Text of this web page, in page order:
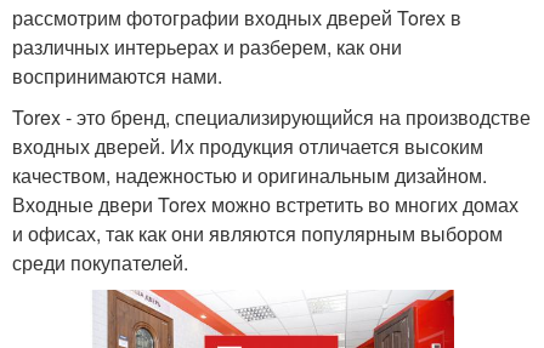
рассмотрим фотографии входных дверей Torex в
различных интерьерах и разберем, как они
воспринимаются нами.
Torex - это бренд, специализирующийся на производстве
входных дверей. Их продукция отличается высоким
качеством, надежностью и оригинальным дизайном.
Входные двери Torex можно встретить во многих домах
и офисах, так как они являются популярным выбором
среди покупателей.